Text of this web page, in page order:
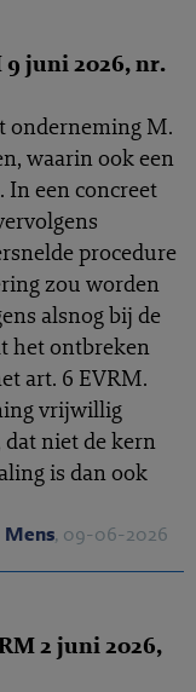
9 juni 2026, nr.
onderneming M.
waarin ook een
In een concreet
procedure
zou worden
alsnog bij de
het ontbreken
art. 6 EVRM.
vrijwillig
dat niet de kern
is dan ook
Mens, 09-06-2026
2 juni 2026,